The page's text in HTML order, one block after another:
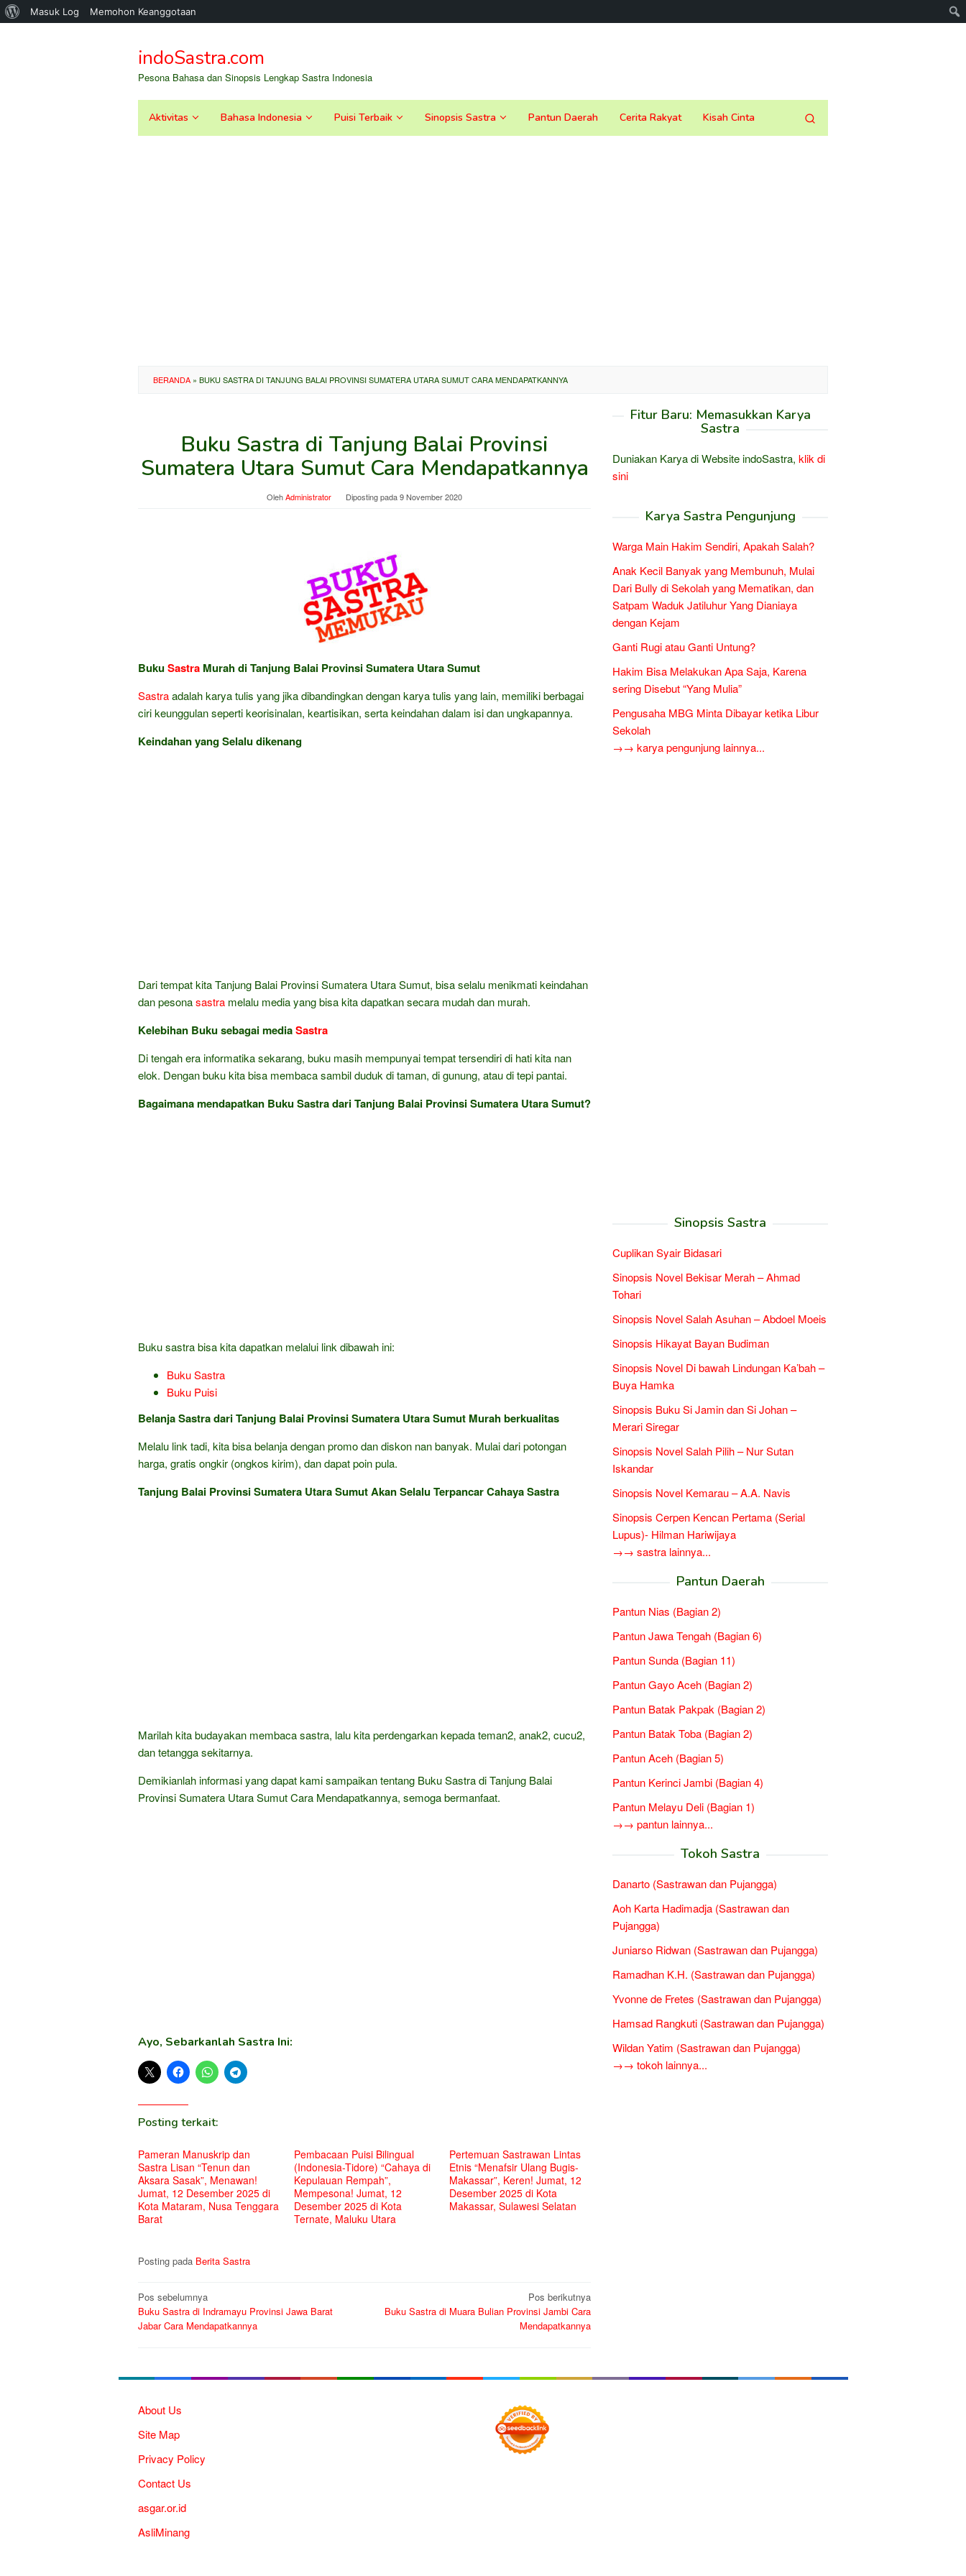
Tentang
Masuk Log Memohon Keanggotaan
kontenindoSastra.com
Pesona Bahasa dan Sinopsis Lengkap Sastra Indonesia
Aktivitas Bahasa Indonesia Puisi Terbaik Sinopsis Sastra Pantun Daerah Cerita Rakyat Kisah Cinta
BERANDA » BUKU SASTRA DI TANJUNG BALAI PROVINSI SUMATERA UTARA SUMUT CARA MENDAPATKANNYA
Buku Sastra di Tanjung Balai Provinsi
Sumatera Utara Sumut Cara Mendapatkannya
OlehAdministrator Diposting pada9 November 2020
BukuSastra Murah di Tanjung Balai Provinsi Sumatera Utara Sumut
Sastraadalah karya tulis yang jika dibandingkan dengan karya tulis yang lain, memiliki berbagai
ciri keunggulan seperti keorisinalan, keartisikan, serta keindahan dalam isi dan ungkapannya.
Keindahan yang Selalu dikenang
Dari tempat kita Tanjung Balai Provinsi Sumatera Utara Sumut, bisa selalu menikmati keindahan
dan pesonasastra melalu media yang bisa kita dapatkan secara mudah dan murah.
Kelebihan Buku sebagai mediaSastra
Di tengah era informatika sekarang, buku masih mempunyai tempat tersendiri di hati kita nan
elok. Dengan buku kita bisa membaca sambil duduk di taman, di gunung, atau di tepi pantai.
Bagaimana mendapatkan Buku Sastra dari Tanjung Balai Provinsi Sumatera Utara Sumut?
Buku sastra bisa kita dapatkan melalui link dibawah ini:
Buku Sastra
Buku Puisi
Belanja Sastra dari Tanjung Balai Provinsi Sumatera Utara Sumut Murah berkualitas
Melalu link tadi, kita bisa belanja dengan promo dan diskon nan banyak. Mulai dari potongan
harga, gratis ongkir (ongkos kirim), dan dapat poin pula.
Tanjung Balai Provinsi Sumatera Utara Sumut Akan Selalu Terpancar Cahaya Sastra
Marilah kita budayakan membaca sastra, lalu kita perdengarkan kepada teman2, anak2, cucu2,
dan tetangga sekitarnya.
Demikianlah informasi yang dapat kami sampaikan tentang Buku Sastra di Tanjung Balai
Provinsi Sumatera Utara Sumut Cara Mendapatkannya, semoga bermanfaat.
Ayo, Sebarkanlah Sastra Ini:
Posting terkait:
Pameran Manuskrip dan
Sastra Lisan “Tenun dan
Aksara Sasak”, Menawan!
Jumat, 12 Desember 2025 di
Kota Mataram, Nusa Tenggara
Barat
Pembacaan Puisi Bilingual
(Indonesia-Tidore) “Cahaya di
Kepulauan Rempah”,
Mempesona! Jumat, 12
Desember 2025 di Kota
Ternate, Maluku Utara
Pertemuan Sastrawan Lintas
Etnis “Menafsir Ulang Bugis-
Makassar”, Keren! Jumat, 12
Desember 2025 di Kota
Makassar, Sulawesi Selatan
Posting pada Berita Sastra
Navigasi
pos
Pos sebelumnya
Buku Sastra di Indramayu Provinsi Jawa Barat
Jabar Cara Mendapatkannya
Pos berikutnya
Buku Sastra di Muara Bulian Provinsi Jambi Cara
Mendapatkannya
Fitur Baru: Memasukkan Karya
Sastra
Duniakan Karya di Website indoSastra, klik di
sini
Karya Sastra Pengunjung
Warga Main Hakim Sendiri, Apakah Salah?
Anak Kecil Banyak yang Membunuh, Mulai
Dari Bully di Sekolah yang Mematikan, dan
Satpam Waduk Jatiluhur Yang Dianiaya
dengan Kejam
Ganti Rugi atau Ganti Untung?
Hakim Bisa Melakukan Apa Saja, Karena
sering Disebut “Yang Mulia”
Pengusaha MBG Minta Dibayar ketika Libur
Sekolah
→→ karya pengunjung lainnya...
Sinopsis Sastra
Cuplikan Syair Bidasari
Sinopsis Novel Bekisar Merah – Ahmad
Tohari
Sinopsis Novel Salah Asuhan – Abdoel Moeis
Sinopsis Hikayat Bayan Budiman
Sinopsis Novel Di bawah Lindungan Ka’bah –
Buya Hamka
Sinopsis Buku Si Jamin dan Si Johan –
Merari Siregar
Sinopsis Novel Salah Pilih – Nur Sutan
Iskandar
Sinopsis Novel Kemarau – A.A. Navis
Sinopsis Cerpen Kencan Pertama (Serial
Lupus)- Hilman Hariwijaya
→→ sastra lainnya...
Pantun Daerah
Pantun Nias (Bagian 2)
Pantun Jawa Tengah (Bagian 6)
Pantun Sunda (Bagian 11)
Pantun Gayo Aceh (Bagian 2)
Pantun Batak Pakpak (Bagian 2)
Pantun Batak Toba (Bagian 2)
Pantun Aceh (Bagian 5)
Pantun Kerinci Jambi (Bagian 4)
Pantun Melayu Deli (Bagian 1)
→→ pantun lainnya...
Tokoh Sastra
Danarto (Sastrawan dan Pujangga)
Aoh Karta Hadimadja (Sastrawan dan
Pujangga)
Juniarso Ridwan (Sastrawan dan Pujangga)
Ramadhan K.H. (Sastrawan dan Pujangga)
Yvonne de Fretes (Sastrawan dan Pujangga)
Hamsad Rangkuti (Sastrawan dan Pujangga)
Wildan Yatim (Sastrawan dan Pujangga)
→→ tokoh lainnya...
About Us
Site Map
Privacy Policy
Contact Us
asgar.or.id
AsliMinang